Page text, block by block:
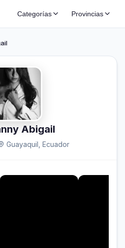
Categorías Provincias
Abigail
Guayaquil, Ecuador